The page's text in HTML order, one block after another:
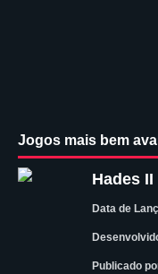
Jogos mais bem
Hades II
Data de
Publicado